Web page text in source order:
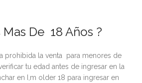
Mas De 18 Años ?
prohibida la venta para menores de
tu edad antes de ingresar en la
en I,m older 18 para ingresar en